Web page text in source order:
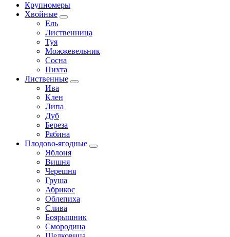
Крупномеры
Хвойные
Ель
Лиственница
Туя
Можжевельник
Сосна
Пихта
Лиственные
Ива
Клен
Липа
Дуб
Береза
Рябина
Плодово-ягодные
Яблоня
Вишня
Черешня
Груша
Абрикос
Облепиха
Слива
Боярышник
Смородина